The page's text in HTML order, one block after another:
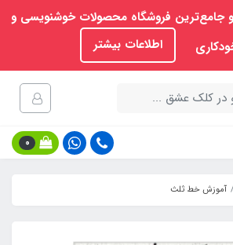
جامع‌ترین فروشگاه محصولات خوشنویسی و
اطلاعات بیشتر
0
آموزش خط ثلث